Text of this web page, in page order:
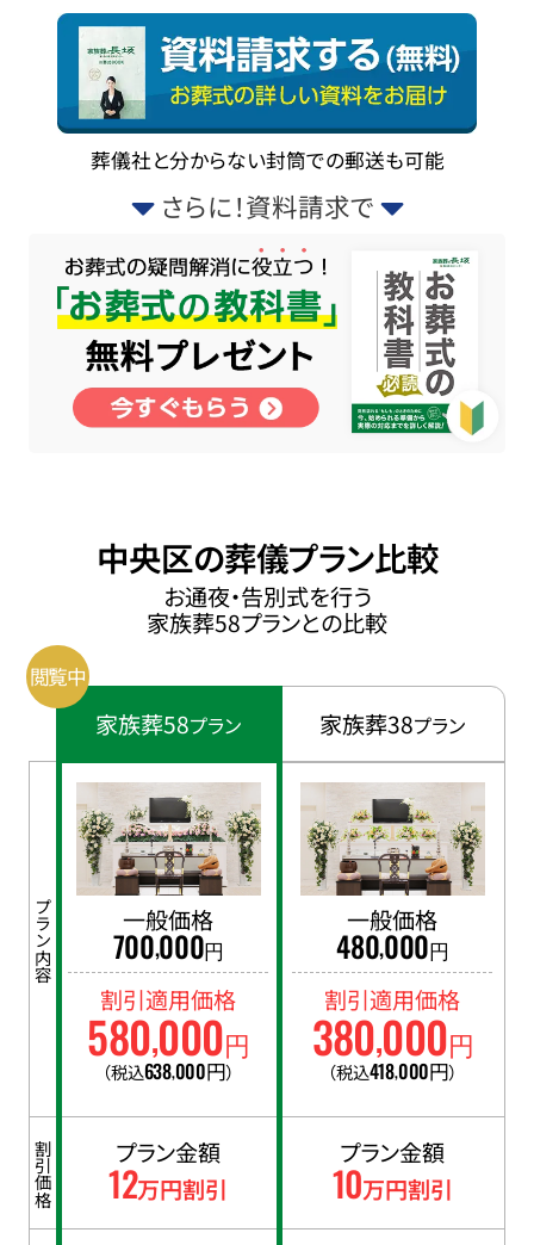
葬儀社と分からない封筒での郵送も可能
さらに！資料請求で
中央区の葬儀プラン比較
お通夜・告別式を行う
家族葬58プランとの比較
プラン内容
割引価格
家族葬58プラン
一般価格
700,000円
割引適用価格
580,000円
（税込638,000円）
プラン金額
12万円割引
家族葬38プラン
一般価格
480,000円
割引適用価格
380,000円
（税込418,000円）
プラン金額
10万円割引